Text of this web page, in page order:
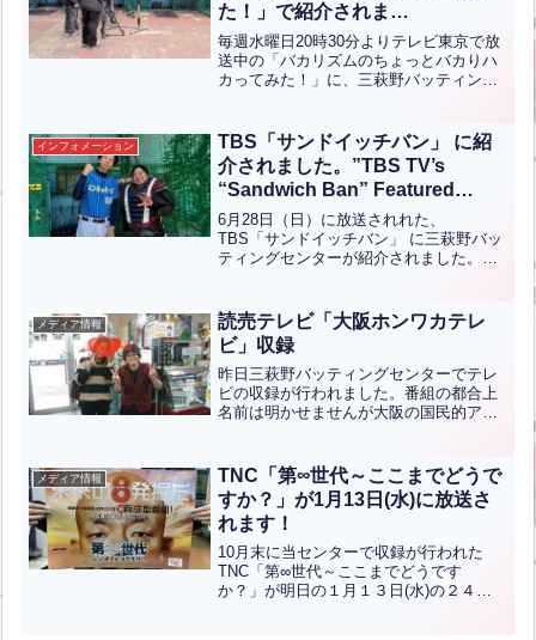
た！」で紹介されま
す！！”Featured on TV Tokyo’s
“Bakarhythm no Chotto Bakari
Hakatte Mita!” on March
毎週水曜日20時30分よりテレビ東京で放
送中の「バカリズムのちょっとバカりハ
カってみた！」に、三萩野バッティング
超³最速マシン250km/hに挑戦する皆さん
の様子...全文はクリック
インフォメーション
TBS「サンドイッチバン」 に紹
介されました。”TBS TV’s
“Sandwich Ban” Featured
Mihagino Batting
Center”【ENG CHT KOR JPN】
6月28日（日）に放送されれた、
TBS「サンドイッチバン」 に三萩野バッ
ティングセンターが紹介されました。
ターをご紹介いただきました。ゲストの
ニッポンの社長のお二人には...全文はク
リック
メディア情報
読売テレビ「大阪ホンワカテレ
ビ」収録
昨日三萩野バッティングセンターでテレ
ビの収録が行われました。番組の都合上
名前は明かせませんが大阪の国民的アイ
た！私は出張で会えませんでしたが
(泣)、大ファンのスタッフ直...全文はクリ
ック
メディア情報
TNC「第∞世代～ここまでどうで
すか？」が1月13日(水)に放送さ
れます！
10月末に当センターで収録が行われた
TNC「第∞世代～ここまでどうです
か？」が明日の１月１３日(水)の２４時